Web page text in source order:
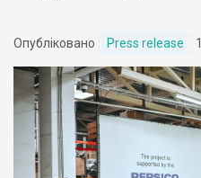
Опубліковано Press release